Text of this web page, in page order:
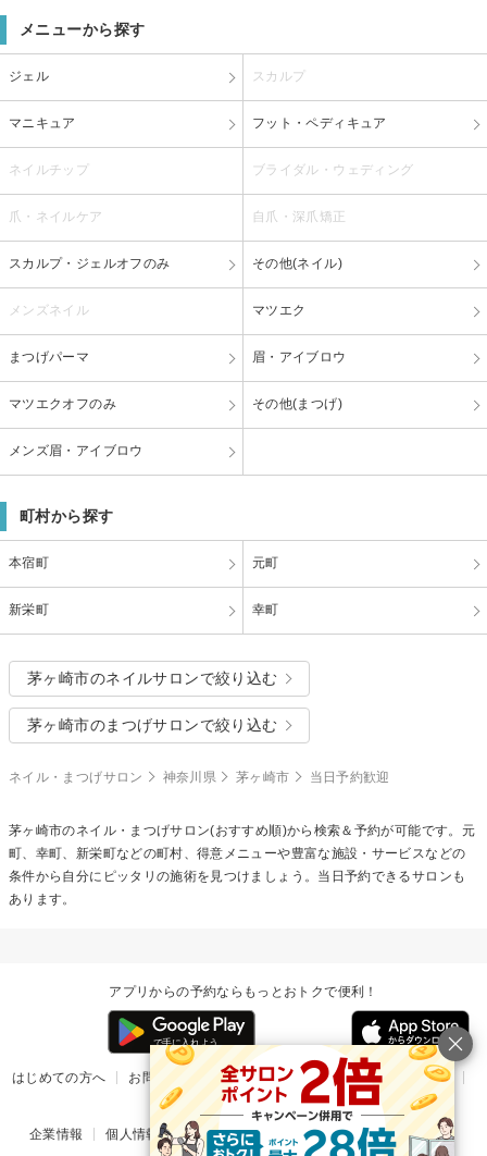
メニューから探す
ジェル スカルプ
マニキュア フット・ペディキュア
ネイルチップ ブライダル・ウェディング
爪・ネイルケア 自爪・深爪矯正
スカルプ・ジェルオフのみ その他(ネイル)
メンズネイル マツエク
まつげパーマ 眉・アイブロウ
マツエクオフのみ その他(まつげ)
メンズ眉・アイブロウ
町村から探す
本宿町 元町
新栄町 幸町
茅ヶ崎市のネイルサロンで絞り込む
茅ヶ崎市のまつげサロンで絞り込む
ネイル・まつげサロン 神奈川県 茅ヶ崎市 当日予約歓迎
茅ヶ崎市のネイル・まつげサロン(おすすめ順)から検索＆予約が可能です。元
町、幸町、新栄町などの町村、得意メニューや豊富な施設・サービスなどの
条件から自分にピッタリの施術を見つけましょう。当日予約できるサロンも
あります。
アプリからの予約ならもっとおトクで便利！
はじめての方へ お問い合わせ ヘルプ リリース情報
利用規約
掲載ご希望のサロン様
企業情報 個人情報保護方針 楽天のサービス一覧 アプリ一覧